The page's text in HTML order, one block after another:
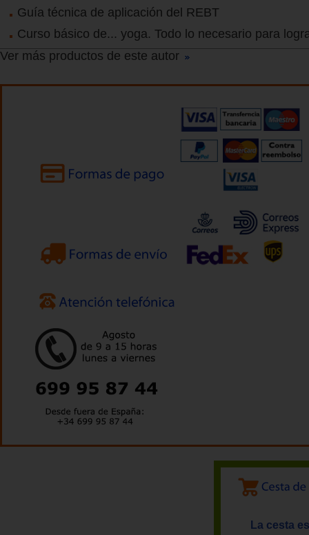
Guía técnica de aplicación del REBT
Curso básico de... yoga. Todo lo necesario para
Ver más productos de este autor
La cesta